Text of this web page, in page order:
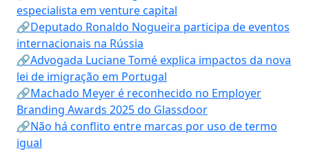
especialista em venture capital
🔗Deputado Ronaldo Nogueira participa de eventos
internacionais na Rússia
🔗Advogada Luciane Tomé explica impactos da nova
lei de imigração em Portugal
🔗Machado Meyer é reconhecido no Employer
Branding Awards 2025 do Glassdoor
🔗Não há conflito entre marcas por uso de termo
igual